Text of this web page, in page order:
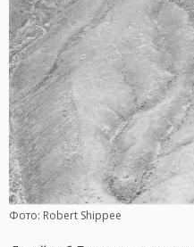
Фото: Robert Shippee